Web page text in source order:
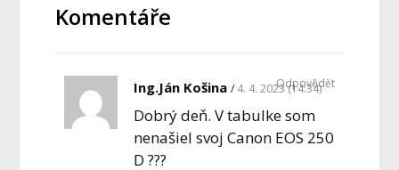
Komentáře
Ing.Ján Košina 4. 4. 2023 (14:34)
Dobrý deň. V tabulke som
nenašiel svoj Canon EOS 250
D ???
Odpovědět